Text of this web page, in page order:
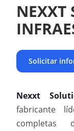
NEXXT
Solicitar
Nexxt
fabricante
completas